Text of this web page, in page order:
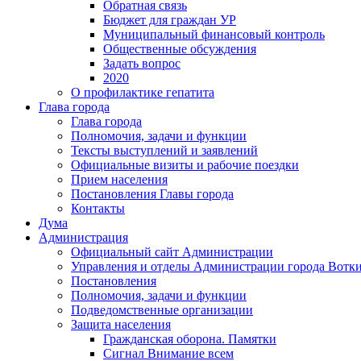
Обратная связь
Бюджет для граждан УР
Муниципальный финансовый контроль
Общественные обсуждения
Задать вопрос
2020
О профилактике гепатита
Глава города
Глава города
Полномочия, задачи и функции
Тексты выступлений и заявлений
Официальные визиты и рабочие поездки
Прием населения
Постановления Главы города
Контакты
Дума
Администрация
Официальный сайт Администрации
Управления и отделы Администрации города
Постановления
Полномочия, задачи и функции
Подведомственные организации
Защита населения
Гражданская оборона. Памятки
Сигнал Внимание всем